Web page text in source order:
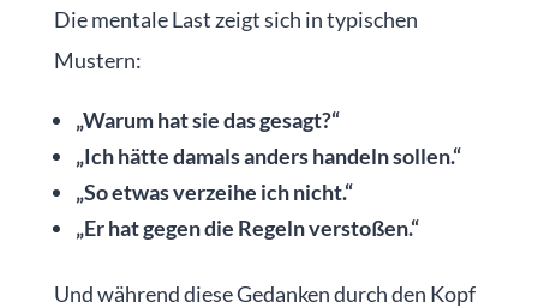
Die mentale Last zeigt sich in typischen
Mustern:
„Warum hat sie das gesagt?“
„Ich hätte damals anders handeln sollen.“
„So etwas verzeihe ich nicht.“
„Er hat gegen die Regeln verstoßen.“
Und während diese Gedanken durch den Kopf